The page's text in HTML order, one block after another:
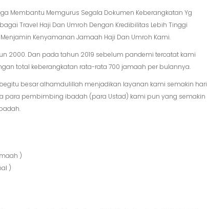
Membantu Memgurus Segala Dokumen Keberangkatan Yg
Travel Haji Dan Umroh Dengan Kredibilitas Lebih Tinggi
Kenyamanan Jamaah Haji Dan Umroh Kami.
2000. Dan pada tahun 2019 sebelum pandemi tercatat kami
total keberangkatan rata-rata 700 jamaah per bulannya.
besar alhamdulillah menjadikan layanan kami semakin hari
para pembimbing ibadah (para Ustad) kami pun yang semakin
)
)